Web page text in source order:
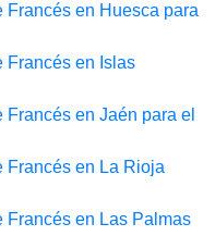
Francés en Huesca para
Francés en Islas
en Jaén para el
Francés en La Rioja
Francés en Las Palmas